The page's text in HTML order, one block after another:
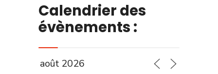
Calendrier des
évènements :